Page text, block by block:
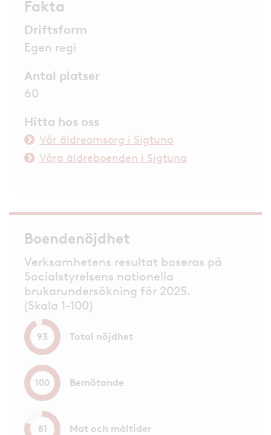
Fakta
Driftsform
Egen regi
Antal platser
60
Hitta hos oss
Vår äldreomsorg i Sigtuna
Våra äldreboenden i Sigtuna
Boendenöjdhet
Verksamhetens resultat baseras på
Socialstyrelsens nationella
brukarundersökning för 2025.
(Skala 1-100)
93 Total nöjdhet
100 Bemötande
81 Mat och måltider